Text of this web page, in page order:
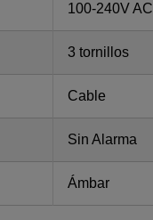
100-240V AC
3 tornillos
Cable
Sin Alarma
Ámbar